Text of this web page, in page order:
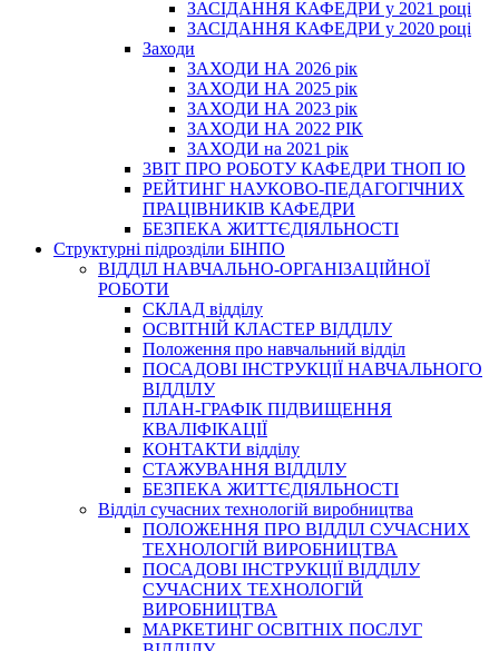
ЗАСІДАННЯ КАФЕДРИ у 2021 році
ЗАСІДАННЯ КАФЕДРИ у 2020 році
Заходи
ЗАХОДИ НА 2026 рік
ЗАХОДИ НА 2025 рік
ЗАХОДИ НА 2023 рік
ЗАХОДИ НА 2022 РІК
ЗАХОДИ на 2021 рік
3BIT ПРО РОБОТУ КАФЕДРИ ТНОП ІО
РЕЙТИНГ НАУКОВО-ПЕДАГОГІЧНИХ
ПРАЦІВНИКІВ КАФЕДРИ
БЕЗПЕКА ЖИТТЄДІЯЛЬНОСТІ
Структурні підрозділи БІНПО
ВІДДІЛ НАВЧАЛЬНО-ОРГАНІЗАЦІЙНОЇ
РОБОТИ
СКЛАД відділу
ОСВІТНІЙ КЛАСТЕР ВІДДІЛУ
Положення про навчальний вiддiл
ПОСАДОВІ ІНСТРУКЦІЇ НАВЧАЛЬНОГО
ВІДДІЛУ
ПЛАН-ГРАФІК ПІДВИЩЕННЯ
КВАЛІФІКАЦІЇ
КОНТАКТИ відділу
СТАЖУВАННЯ ВІДДІЛУ
БЕЗПЕКА ЖИТТЄДІЯЛЬНОСТІ
Відділ сучасних технологій виробництва
ПОЛОЖЕННЯ ПРО ВІДДІЛ СУЧАСНИХ
ТЕХНОЛОГІЙ ВИРОБНИЦТВА
ПОСАДОВІ ІНСТРУКЦІЇ ВІДДІЛУ
СУЧАСНИХ ТЕХНОЛОГІЙ
ВИРОБНИЦТВА
МАРКЕТИНГ ОСВІТНІХ ПОСЛУГ